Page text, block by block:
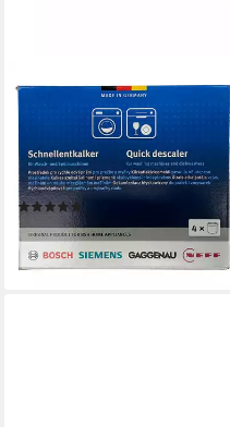
BOSCH
Schnellentkalker Set 4x250g
00312351 Entkalker (für
Waschmaschine
Geschirrspüler)
42,72 €
(42,72 €/ 1 kg)
lieferbar - in 3-4 Werktagen bei dir